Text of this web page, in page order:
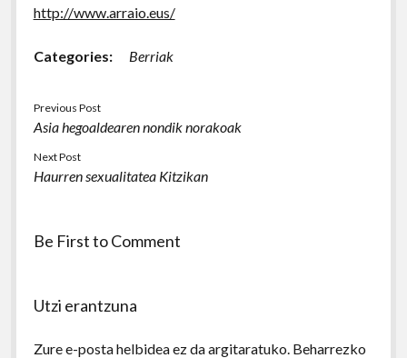
http://www.arraio.eus/
Categories: Berriak
Previous Post
Asia hegoaldearen nondik norakoak
Next Post
Haurren sexualitatea Kitzikan
Be First to Comment
Utzi erantzuna
Zure e-posta helbidea ez da argitaratuko. Beharrezko